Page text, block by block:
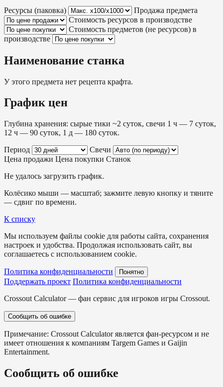
Ресурсы (паковка)
Продажа предмета
Стоимость ресурсов в производстве
Стоимость предметов (не ресурсов) в
производстве
Наименование станка
У этого предмета нет рецепта крафта.
График цен
Глубина хранения: сырые тики ~2 суток, свечи 1 ч — 7 суток,
12 ч — 90 суток, 1 д — 180 суток.
Период
Свечи
Цена продажи Цена покупки Станок
Не удалось загрузить график.
Колёсико мыши — масштаб; зажмите левую кнопку и тяните
— сдвиг по времени.
К списку
Мы используем файлы cookie для работы сайта, сохранения
настроек и удобства. Продолжая использовать сайт, вы
соглашаетесь с использованием cookie.
Политика конфиденциальности Понятно
Поддержать проект Политика конфиденциальности
Crossout Calculator — фан сервис для игроков игры Crossout.
Сообщить об ошибке
Примечание: Crossout Calculator является фан-ресурсом и не
имеет отношения к компаниям Targem Games и Gaijin
Entertainment.
Сообщить об ошибке